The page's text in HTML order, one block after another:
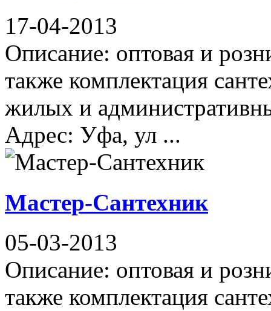
17-04-2013
Описание: оптовая и
также комплектация
жилых и
Адрес: Уфа, ул ...
Мастер-Сантехник
05-03-2013
Описание: оптовая и
также комплектация